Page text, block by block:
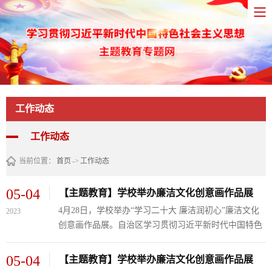
工作动态
工作动态
当前位置： 首页 -> 工作动态
05-04
2023
【主题教育】学校举办廉洁文化创意画作品展
4月28日，学校举办“学习二十大 廉洁润初心”廉洁文化
创意画作品展。自治区学习贯彻习近平新时代中国特色
育工委思政处副处长涂焕应，学校领导班子成员以及相
05-04 【主题教育】学校举办廉洁文化创意画作品展